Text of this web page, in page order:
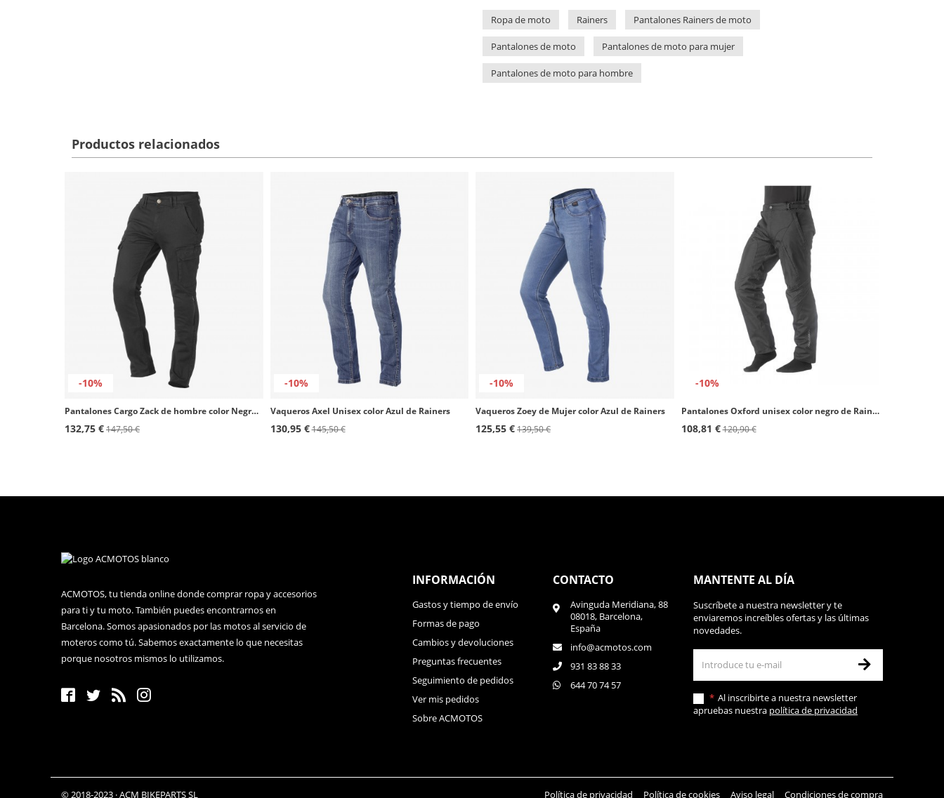
Ropa de moto Rainers Pantalones Rainers de moto
Pantalones de moto Pantalones de moto para mujer
Pantalones de moto para hombre
Productos relacionados
-10%
Pantalones Cargo Zack de hombre color Negro de Rainers
132,75 €147,50 €
-10%
Vaqueros Axel Unisex color Azul de Rainers
130,95 €145,50 €
-10%
Vaqueros Zoey de Mujer color Azul de Rainers
125,55 €139,50 €
-10%
Pantalones Oxford unisex color negro de Rainers
108,81 €120,90 €
ACMOTOS, tu tienda online donde comprar ropa y accesorios
para ti y tu moto. También puedes encontrarnos en
Barcelona. Somos apasionados por las motos al servicio de
moteros como tú. Sabemos exactamente lo que necesitas
porque nosotros mismos lo utilizamos.
INFORMACIÓN
Gastos y tiempo de envío
Formas de pago
Cambios y devoluciones
Preguntas frecuentes
Seguimiento de pedidos
Ver mis pedidos
Sobre ACMOTOS
CONTACTO
Avinguda Meridiana, 88
08018, Barcelona,
España
info@acmotos.com
931 83 88 33
644 70 74 57
MANTENTE AL DÍA
Suscríbete a nuestra newsletter y te
enviaremos increíbles ofertas y las últimas
novedades.
Al inscribirte a nuestra newsletter
apruebas nuestra política de privacidad
© 2018-2023 · ACM BIKEPARTS SL Política de privacidad Política de cookies Aviso legal Condiciones de compra